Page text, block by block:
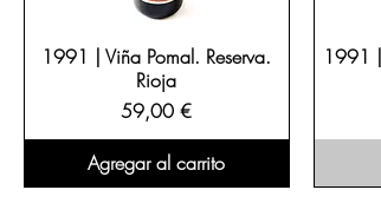
1991 | Viña Pomal. Reserva.
Rioja
Precio
59,00 €
Agregar al carrito
1991